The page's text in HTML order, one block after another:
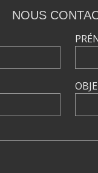
NOUS